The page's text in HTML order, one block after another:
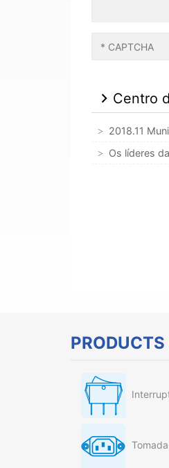
Centro
2018.11
Os líderes